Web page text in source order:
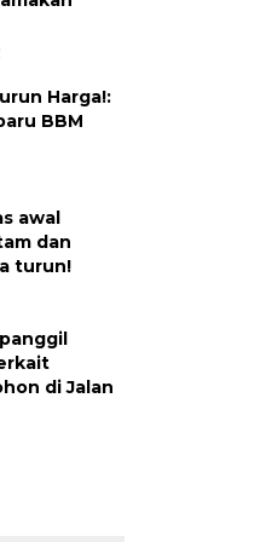
Harga!:
BBM
awal
dan
turun!
di Jalan